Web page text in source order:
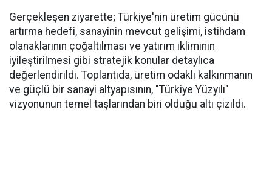
Gerçekleşen ziyarette; Türkiye'nin üretim gücünü
artırma hedefi, sanayinin mevcut gelişimi, istihdam
olanaklarının çoğaltılması ve yatırım ikliminin
iyileştirilmesi gibi stratejik konular detaylıca
değerlendirildi. Toplantıda, üretim odaklı kalkınmanın
ve güçlü bir sanayi altyapısının, "Türkiye Yüzyılı"
vizyonunun temel taşlarından biri olduğu altı çizildi.